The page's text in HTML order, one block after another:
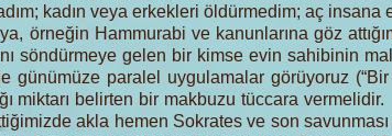
kadın veya erkekleri öldürmedim; aç insana
örneğin Hammurabi ve kanunlarına göz
söndürmeye gelen bir kimse evin sahibinin
günümüze paralel uygulamalar görüyoruz
miktarı belirten bir makbuzu tüccara
akla hemen Sokrates ve son